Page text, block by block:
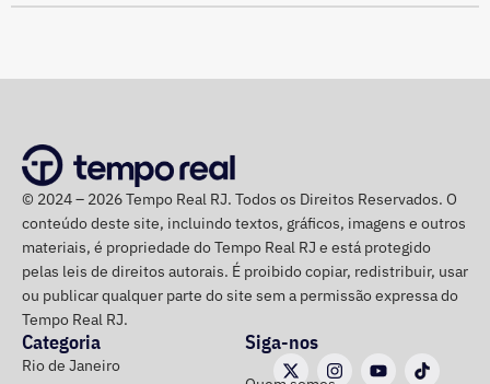
como “outros bens e direitos”, de R$ 500 mil, que não
há quatro anos, passaram para R$ 97.543,64.
Já o apartamento herdado em Campos dos Goytacazes,
avaliado em R$ 187.475,88, e o imóvel herdado em São
João da Barra, de R$ 150 mil, permaneceram com os
mesmos valores declarados.
© 2024 – 2026 Tempo Real RJ. Todos os Direitos Reservados. O
conteúdo deste site, incluindo textos, gráficos, imagens e outros
materiais, é propriedade do Tempo Real RJ e está protegido
pelas leis de direitos autorais. É proibido copiar, redistribuir, usar
ou publicar qualquer parte do site sem a permissão expressa do
Tempo Real RJ.
Categoria
Rio de Janeiro
Siga-nos